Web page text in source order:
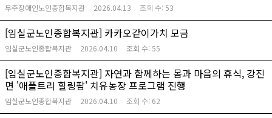
무주장애인노인종합복지관 2026.04.13 조회 수:53
[임실군노인종합복지관] 카카오같이가치 모금
임실군노인종합복지관 2026.04.10 조회 수:55
[임실군노인종합복지관] 자연과 함께하는 몸과 마음의 휴식, 강진
면 '애플트리 힐링팜' 치유농장 프로그램 진행
임실군노인종합복지관 2026.04.10 조회 수: 62